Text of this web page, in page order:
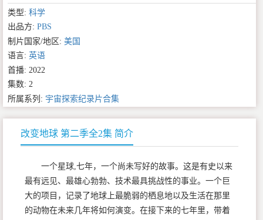
类型: 科学
出品方: PBS
制片国家/地区: 美国
语言: 英语
首播: 2022
集数: 2
所属系列: 宇宙探索纪录片合集
改变地球 第二季全2集 简介
一个星球,七年，一个尚未写好的故事。这是有史以来
最有远见、最雄心勃勃、技术最具挑战性的事业。一个巨
大的项目，记录了地球上最脆弱的栖息地以及生活在那里
的动物在未来几年将如何演变。在接下来的七年里，带着